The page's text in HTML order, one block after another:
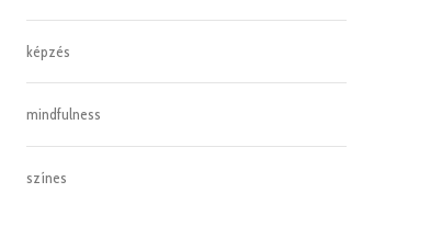
képzés
mindfulness
színes